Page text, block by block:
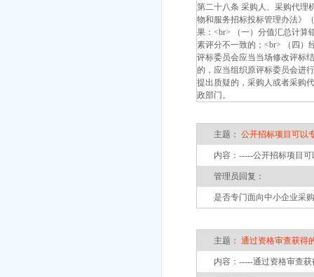
第二十八条 采购人、采购代理
物和服务招标投标管理办法》
果：<br> （一）分值汇总计算
素评分不一致的；<br> （四）
评标委员会应当当场修改评标
的，应当组织原评标委员会进
提出质疑的，采购人或者采购
政部门。
主题： 公开招标项目可以
内容：-----公开招标项目可
管理员回复：
是否专门面向中小企业采购
主题： 通过资格审查获得
内容：-----通过资格审查获